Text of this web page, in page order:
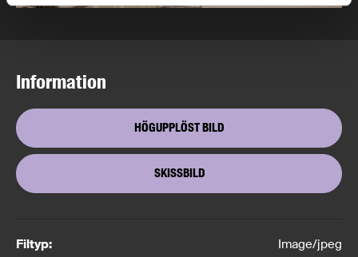
Information
HÖGUPPLÖST BILD
SKISSBILD
Filtyp: Image/jpeg